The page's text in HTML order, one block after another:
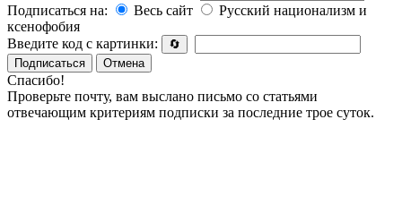
Подписаться на:
Весь сайт
Русский национализм и
ксенофобия
Введите код с картинки:
🔄
Подписаться
Отмена
Спасибо!
Проверьте почту, вам выслано письмо со статьями
отвечающим критериям подписки за последние трое суток.